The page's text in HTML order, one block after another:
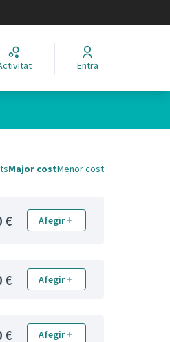
Activitat Entra
Major costMenor cost
€ Afegir
€ Afegir
€ Afegir